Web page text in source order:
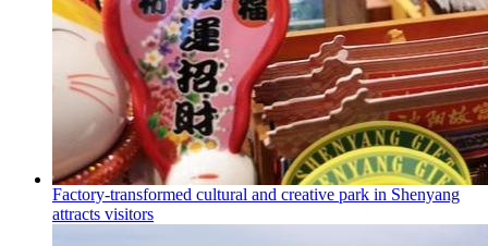
Factory-transformed cultural and creative park in Shenyang
attracts visitors